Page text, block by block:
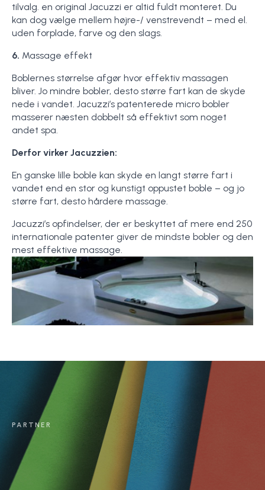
tilvalg. en original Jacuzzi er altid fuldt monteret. Du
kan dog vælge mellem højre-/ venstrevendt – med el.
uden forplade, farve og den slags.
6. Massage effekt
Boblernes størrelse afgør hvor effektiv massagen
bliver. Jo mindre bobler, desto større fart kan de skyde
nede i vandet. Jacuzzi’s patenterede micro bobler
masserer næsten dobbelt så effektivt som noget
andet spa.
Derfor virker Jacuzzien:
En ganske lille boble kan skyde en langt større fart i
vandet end en stor og kunstigt oppustet boble – og jo
større fart, desto hårdere massage.
Jacuzzi’s opfindelser, der er beskyttet af mere end 250
internationale patenter giver de mindste bobler og den
mest effektive massage.
PARTNER